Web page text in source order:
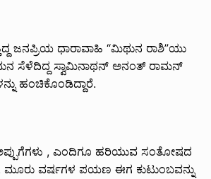
ಜನಪ್ರಿಯ ಧಾರಾವಾಹಿ “ಮಿಥುನ ರಾಶಿ”ಯು
ಸೆಳೆದಿದ್ದ ಸ್ವಾಮಿನಾಥನ್ ಅನಂತ್ ರಾಮನ್
ಹಂಚಿಕೊಂಡಿದ್ದಾರೆ.
, ಎಂದಿಗೂ ಹರಿಯುವ ಸಂತೋಷದ
ಮೂರು ವರ್ಷಗಳ ಪಯಣ ಈಗ ಕುಟುಂಬವನ್ನು